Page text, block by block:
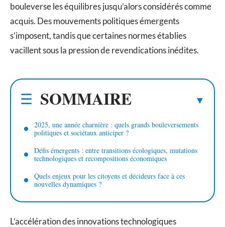
bouleverse les équilibres jusqu’alors considérés comme
acquis. Des mouvements politiques émergents
s’imposent, tandis que certaines normes établies
vacillent sous la pression de revendications inédites.
SOMMAIRE
2025, une année charnière : quels grands bouleversements
politiques et sociétaux anticiper ?
Défis émergents : entre transitions écologiques, mutations
technologiques et recompositions économiques
Quels enjeux pour les citoyens et décideurs face à ces
nouvelles dynamiques ?
L’accélération des innovations technologiques